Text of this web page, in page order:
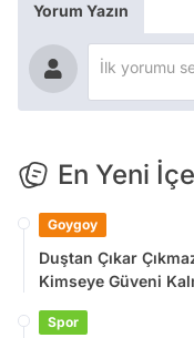
Yorum Yazın
En Yeni
Goygoy
Duştan Çıkar
Kimseye Güveni
Spor